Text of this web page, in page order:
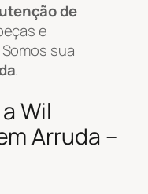
de
e
sua
.
Wil
Arruda –